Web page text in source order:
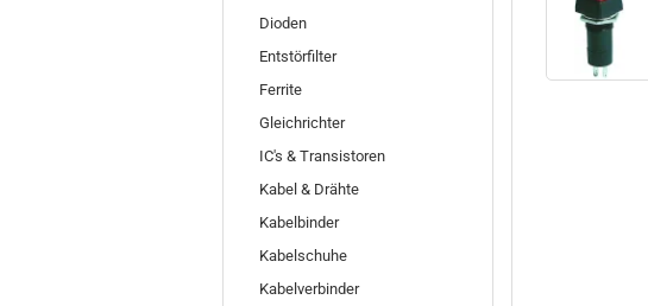
Dioden
Entstörfilter
Ferrite
Gleichrichter
IC's & Transistoren
Kabel & Drähte
Kabelbinder
Kabelschuhe
Kabelverbinder